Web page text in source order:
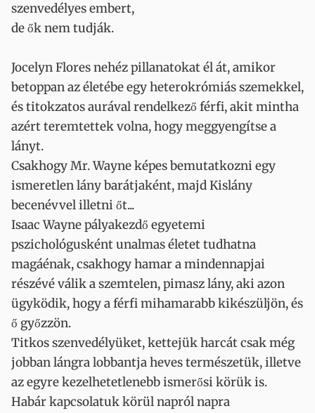
szenvedélyes embert,
de ők nem tudják.
Jocelyn Flores nehéz pillanatokat él át, amikor
betoppan az életébe egy heterokrómiás szemekkel,
és titokzatos aurával rendelkező férfi, akit mintha
azért teremtettek volna, hogy meggyengítse a
lányt.
Csakhogy Mr. Wayne képes bemutatkozni egy
ismeretlen lány barátjaként, majd Kislány
becenévvel illetni őt...
Isaac Wayne pályakezdő egyetemi
pszichológusként unalmas életet tudhatna
magáénak, csakhogy hamar a mindennapjai
részévé válik a szemtelen, pimasz lány, aki azon
ügyködik, hogy a férfi mihamarabb kikészüljön, és
ő győzzön.
Titkos szenvedélyüket, kettejük harcát csak még
jobban lángra lobbantja heves természetük, illetve
az egyre kezelhetetlenebb ismerősi körük is.
Habár kapcsolatuk körül napról napra